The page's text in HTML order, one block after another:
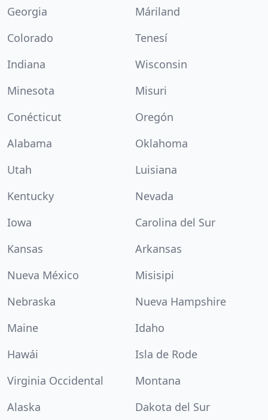
Georgia
Máriland
Colorado
Tenesí
Indiana
Wisconsin
Minesota
Misuri
Conécticut
Oregón
Alabama
Oklahoma
Utah
Luisiana
Kentucky
Nevada
Iowa
Carolina del Sur
Kansas
Arkansas
Nueva México
Misisipi
Nebraska
Nueva Hampshire
Maine
Idaho
Hawái
Isla de Rode
Virginia Occidental
Montana
Alaska
Dakota del Sur